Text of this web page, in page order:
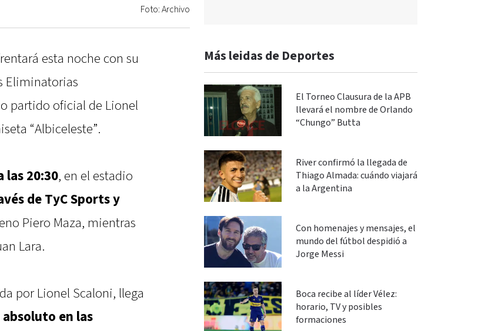
Foto: Archivo
esta noche con su
Eliminatorias
partido oficial de Lionel
“Albiceleste”.
las 20:30, en el estadio
de TyC Sports y
Piero Maza, mientras
Lara.
por Lionel Scaloni, llega
en las
Más leidas de Deportes
El Torneo Clausura de la APB
llevará el nombre de Orlando
“Chungo” Butta
River confirmó la llegada de
Thiago Almada: cuándo viajará
a la Argentina
Con homenajes y mensajes, el
mundo del fútbol despidió a
Jorge Messi
Boca recibe al líder Vélez:
horario, TV y posibles
formaciones